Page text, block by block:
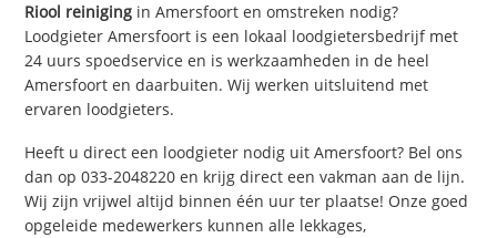
Riool reiniging in Amersfoort en omstreken nodig?
Loodgieter Amersfoort is een lokaal loodgietersbedrijf met
24 uurs spoedservice en is werkzaamheden in de heel
Amersfoort en daarbuiten. Wij werken uitsluitend met
ervaren loodgieters.
Heeft u direct een loodgieter nodig uit Amersfoort? Bel ons
dan op 033-2048220 en krijg direct een vakman aan de lijn.
Wij zijn vrijwel altijd binnen één uur ter plaatse! Onze goed
opgeleide medewerkers kunnen alle lekkages,